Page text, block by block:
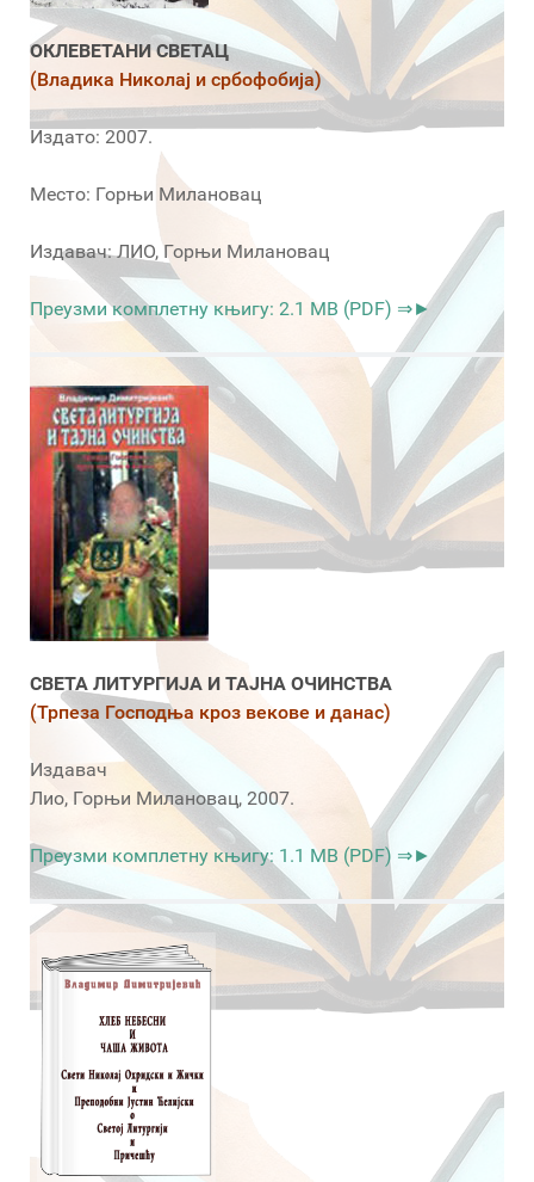
ОКЛЕВЕТАНИ СВЕТАЦ
(Владика Николај и србофобија)
Издато: 2007.
Место: Горњи Милановац
Издавач: ЛИО, Горњи Милановац
Преузми комплетну књигу: 2.1 MB (PDF) ⇒►
СВЕТА ЛИТУРГИЈА И ТАЈНА ОЧИНСТВА
(Трпеза Господња кроз векове и данас)
Издавач
Лио, Горњи Милановац, 2007.
Преузми комплетну књигу: 1.1 MB (PDF) ⇒►